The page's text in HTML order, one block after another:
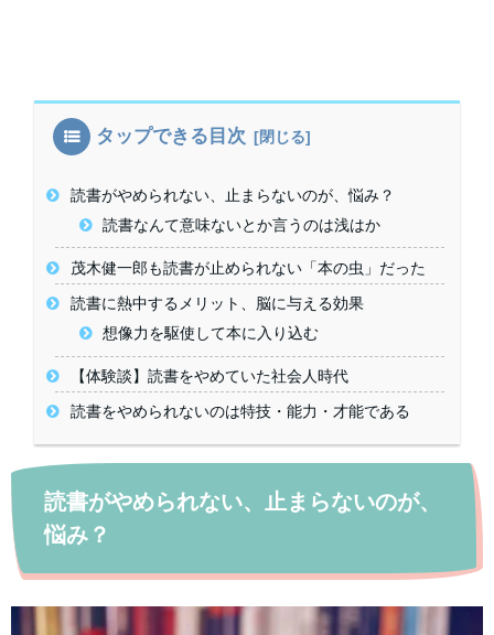
タップできる目次
読書がやめられない、止まらないのが、悩み？
読書なんて意味ないとか言うのは浅はか
茂木健一郎も読書が止められない「本の虫」だった
読書に熱中するメリット、脳に与える効果
想像力を駆使して本に入り込む
【体験談】読書をやめていた社会人時代
読書をやめられないのは特技・能力・才能である
読書がやめられない、止まらないのが、
悩み？